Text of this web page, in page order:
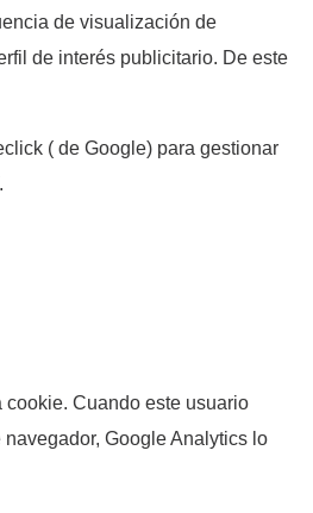
de visualización de
de interés publicitario. De este
( de Google) para gestionar
Cuando este usuario
Google Analytics lo